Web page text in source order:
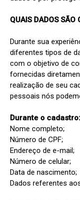
QUAIS DADOS SÃO
Durante sua
diferentes tipos de
com o objetivo de
fornecidas
realização de seu
pessoais nós
Durante o cadastro:
Nome completo;
Número de CPF;
Endereço de e-mail;
Número de celular;
Data de nascimento;
Dados referentes